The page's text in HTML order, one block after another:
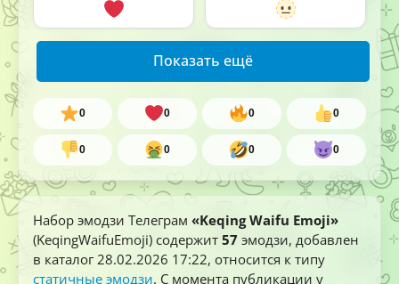
Показать ещё
0 0 0 0
0 0 0 0
Набор эмодзи Телеграм «Keqing Waifu Emoji»
(KeqingWaifuEmoji) содержит 57 эмодзи, добавлен
в каталог 28.02.2026 17:22, относится к типу
статичные эмодзи. С момента публикации у